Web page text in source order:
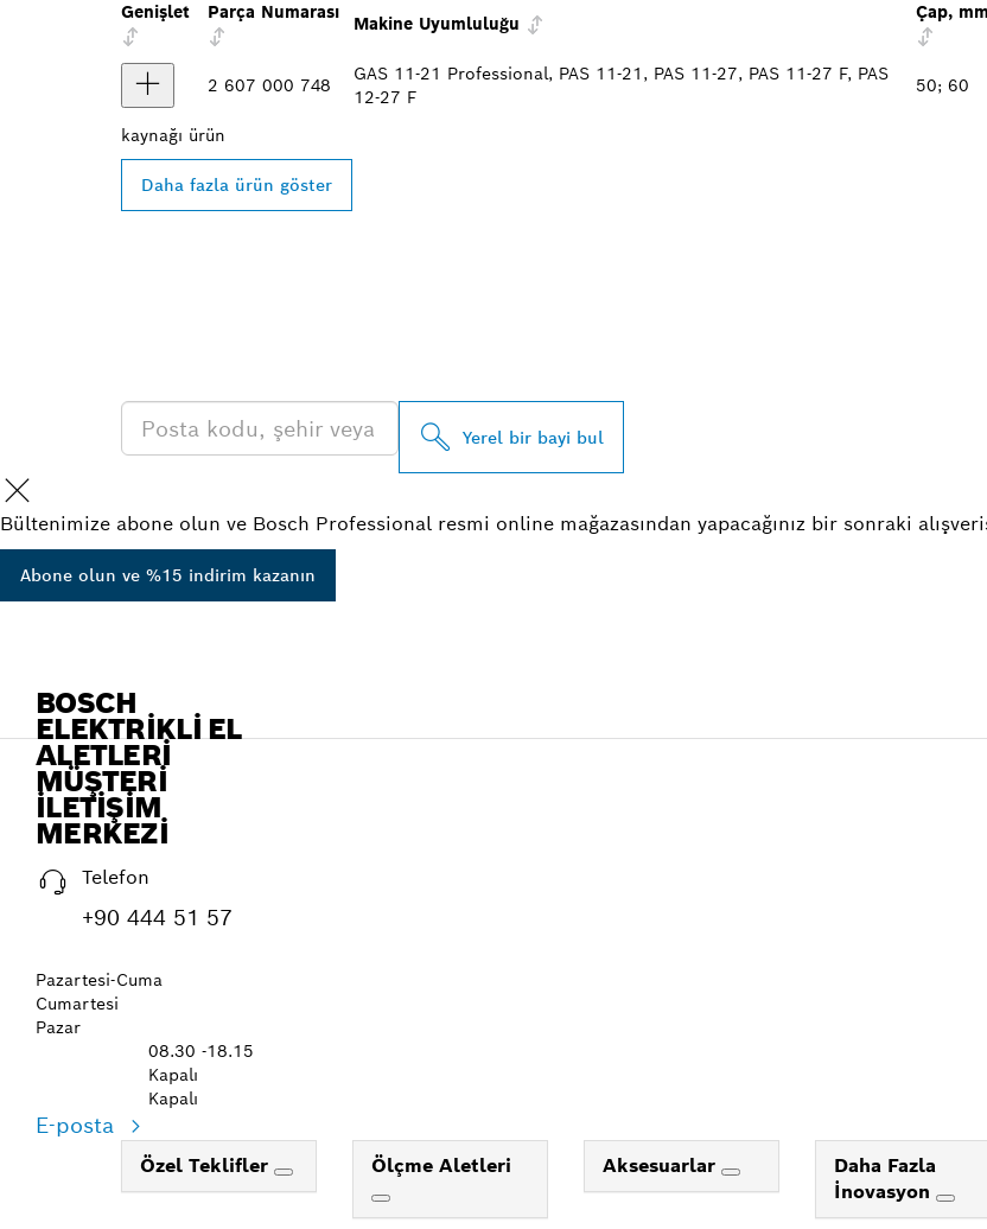
Genişlet
Parça Numarası
Makine Uyumluluğu
Çap, mm
2 607 000 748
GAS 11-21 Professional, PAS 11-21, PAS 11-27, PAS 11-27 F, PAS
12-27 F
50; 60
kaynağı ürün
Daha fazla ürün göster
Yerel bir bayi bul
Bültenimize abone olun ve Bosch Professional resmi online mağazasından yapacağınız bir sonraki
Abone olun ve %15 indirim kazanın
BOSCH
ELEKTRIKLI EL
ALETLERI
MÜŞTERI
İLETIŞIM
MERKEZI
Telefon
+90 444 51 57
Pazartesi-Cuma
Cumartesi
Pazar
08.30 -18.15
Kapalı
Kapalı
E-posta
Özel Teklifler Ölçme Aletleri Aksesuarlar
Daha Fazla
İnovasyon